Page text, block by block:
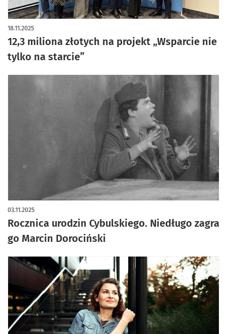
12,3 miliona złotych na projekt „Wsparcie nie
tylko na starcie”
18.11.2025
Rocznica urodzin Cybulskiego. Niedługo zagra
go Marcin Dorociński
03.11.2025